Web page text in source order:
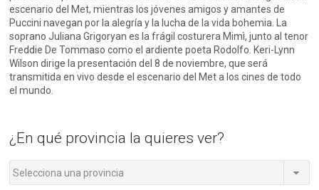
escenario del Met, mientras los jóvenes amigos y amantes de
Puccini navegan por la alegría y la lucha de la vida bohemia. La
soprano Juliana Grigoryan es la frágil costurera Mimì, junto al tenor
Freddie De Tommaso como el ardiente poeta Rodolfo. Keri-Lynn
Wilson dirige la presentación del 8 de noviembre, que será
transmitida en vivo desde el escenario del Met a los cines de todo
el mundo.
¿En qué provincia la quieres ver?
Selecciona una provincia